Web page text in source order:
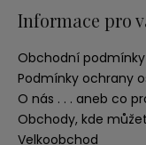
Informace pro
Obchodní podmínky
Podmínky ochrany
O nás . . . aneb co
Obchody, kde
Velkoobchod